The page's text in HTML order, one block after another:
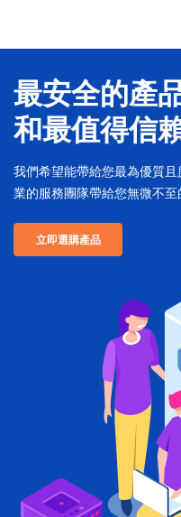
最安全的產
和最值得信
我們希望能帶給您最為優質
業的服務團隊帶給您無微不至
立即選購產品